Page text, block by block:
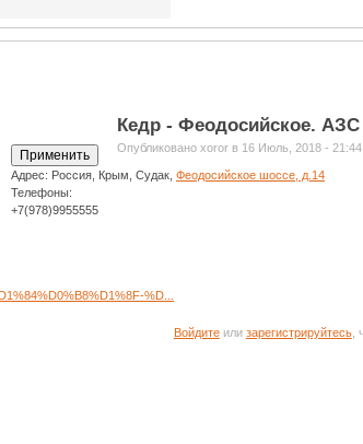
Кедр - Феодосийское.
Опубликовано xoror в 16 Июль, 2018 - 21:44
Адрес: Россия, Крым, Судак, Феодосийское шоссе, д.14
Телефоны:
+7(978)9955555
%D...
Войдитеили зарегистрируйтесь,